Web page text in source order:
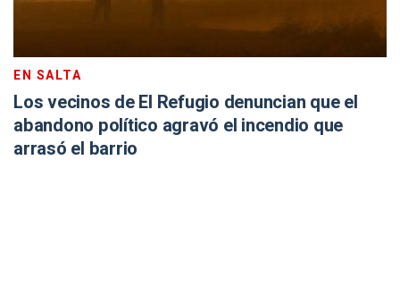
EN SALTA
Los vecinos de El Refugio denuncian que el
abandono político agravó el incendio que
arrasó el barrio